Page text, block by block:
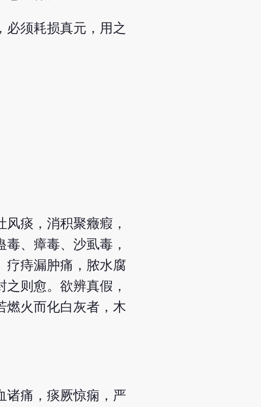
必须耗损真元，用之
痰，消积聚癥瘕，
、瘴毒、沙虱毒，
疗痔漏肿痛，脓水腐
则愈。欲辨真假，
燃火而化白灰者，木
诸痛，痰厥惊痫，严